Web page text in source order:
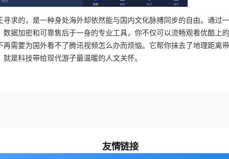
求的，是一种身处海外却依然能与国内文化脉搏同步的自由。通过
据加密和可靠售后于一身的专业工具，你不仅可以流畅观看优酷上
需要为国外看不了腾讯视频怎么办而烦恼。它帮你抹去了地理距离
是科技带给现代游子最温暖的人文关怀。
友情链接